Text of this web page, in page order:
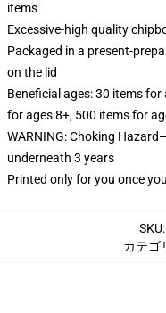
items
Excessive-high quality
Packaged in a present-
on the lid
Beneficial ages: 30 items
for ages 8+, 500 items for
WARNING: Choking
underneath 3 years
Printed only for you once
SKU:
カテゴ